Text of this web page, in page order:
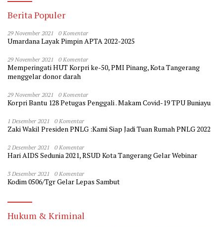
Berita Populer
29 November 2021 0 Komentar
Umardana Layak Pimpin APTA 2022-2025
29 November 2021 0 Komentar
Memperingati HUT Korpri ke-50, PMI Pinang, Kota Tangerang
menggelar donor darah
29 November 2021 0 Komentar
Korpri Bantu 128 Petugas Penggali . Makam Covid-19 TPU Buniayu
1 Desember 2021 0 Komentar
Zaki Wakil Presiden PNLG :Kami Siap Jadi Tuan Rumah PNLG 2022
2 Desember 2021 0 Komentar
Hari AIDS Sedunia 2021, RSUD Kota Tangerang Gelar Webinar
3 Desember 2021 0 Komentar
Kodim 0506/Tgr Gelar Lepas Sambut
Hukum & Kriminal